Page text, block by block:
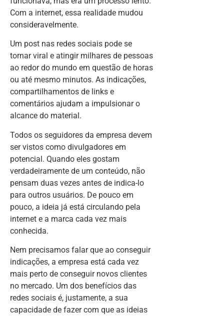
Com a internet, essa realidade mudou
consideravelmente.
Um post nas redes sociais pode se
tornar viral e atingir milhares de pessoas
ao redor do mundo em questão de horas
ou até mesmo minutos. As indicações,
compartilhamentos de links e
comentários ajudam a impulsionar o
alcance do material.
Todos os seguidores da empresa devem
ser vistos como divulgadores em
potencial. Quando eles gostam
verdadeiramente de um conteúdo, não
pensam duas vezes antes de indica-lo
para outros usuários. De pouco em
pouco, a ideia já está circulando pela
internet e a marca cada vez mais
conhecida.
Nem precisamos falar que ao conseguir
indicações, a empresa está cada vez
mais perto de conseguir novos clientes
no mercado. Um dos benefícios das
redes sociais é, justamente, a sua
capacidade de fazer com que as ideias